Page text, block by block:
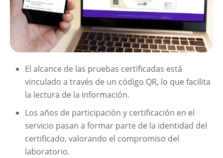
El alcance de las pruebas certificadas está
vinculado a través de un código QR, lo que facilita
la lectura de la información.
Los años de participación y certificación en el
servicio pasan a formar parte de la identidad del
certificado, valorando el compromiso del
laboratorio.